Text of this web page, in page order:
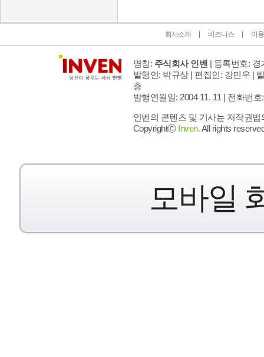
회사소개 비즈니스 이
명칭: 주식회사 인벤 | 등록번호: 경
발행인: 박규상 | 편집인: 강민우 |
층
발행연월일: 2004 11. 11 | 전화번호
인벤의 콘텐츠 및 기사는 저작권
Copyrightⓒ Inven.All rights
모바일